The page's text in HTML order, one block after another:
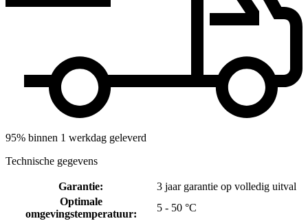
95% binnen 1 werkdag geleverd
Technische gegevens
Garantie:
3 jaar garantie op volledig uitval
Optimale
omgevingstemperatuur:
5 - 50 °C